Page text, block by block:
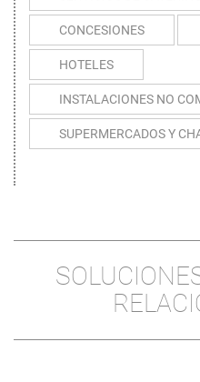
CONCESIONES
HOTELES
INSTALACIONES NO
SUPERMERCADOS Y